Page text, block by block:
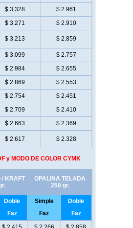
$ 3.328 $ 2.961
$ 3.271 $ 2.910
$ 3.213 $ 2.859
$ 3.099 $ 2.757
$ 2.984 $ 2.655
$ 2.869 $ 2.553
$ 2.754 $ 2.451
$ 2.709 $ 2.410
$ 2.663
$ 2.369
$ 2.617 $ 2.328
y MODO DE COLOR CYMK
/ KRAFT
OPALINA TELADA
250 gr.
Doble
Faz
Simple
Faz
Doble
Faz